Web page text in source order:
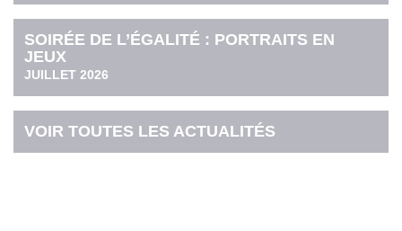
SOIRÉE DE L’ÉGALITÉ : PORTRAITS EN
JEUX
JUILLET 2026
VOIR TOUTES LES ACTUALITÉS